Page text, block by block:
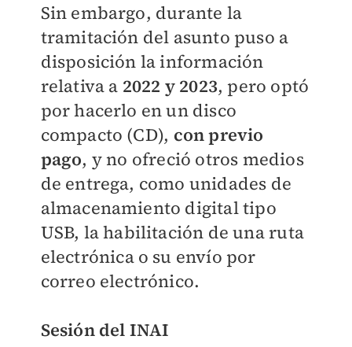
Sin embargo, durante la
tramitación del asunto puso a
disposición la información
relativa a 2022 y 2023, pero optó
por hacerlo en un disco
compacto (CD), con previo
pago, y no ofreció otros medios
de entrega, como unidades de
almacenamiento digital tipo
USB, la habilitación de una ruta
electrónica o su envío por
correo electrónico.
Sesión del INAI